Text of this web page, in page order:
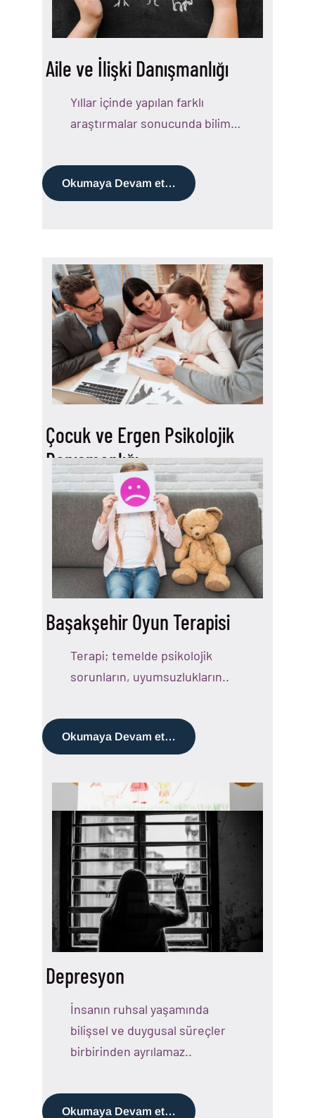
Aile ve İlişki Danışmanlığı
Yıllar içinde yapılan farklı
araştırmalar sonucunda bilim…
Okumaya Devam et…
Çocuk ve Ergen Psikolojik
Danışmanlığı
Çocuk ve Ergenlerde Bilişsel
Davranışçı Terapi Nasıl
Uygulanır?
Okumaya Devam et…
Uygulanan Testler
Uygulanan Testlerimiz ile ilgili…
Başakşehir Oyun Terapisi
Terapi; temelde psikolojik
sorunların, uyumsuzlukların..
Okumaya Devam et…
Depresyon
İnsanın ruhsal yaşamında
bilişsel ve duygusal süreçler
birbirinden ayrılamaz..
Okumaya Devam et…